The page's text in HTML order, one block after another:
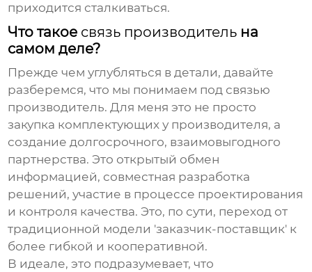
приходится сталкиваться.
Что такое связь производитель на
самом деле?
Прежде чем углубляться в детали, давайте
разберемся, что мы понимаем под связью
производитель. Для меня это не просто
закупка комплектующих у производителя, а
создание долгосрочного, взаимовыгодного
партнерства. Это открытый обмен
информацией, совместная разработка
решений, участие в процессе проектирования
и контроля качества. Это, по сути, переход от
традиционной модели 'заказчик-поставщик' к
более гибкой и кооперативной.
В идеале, это подразумевает, что